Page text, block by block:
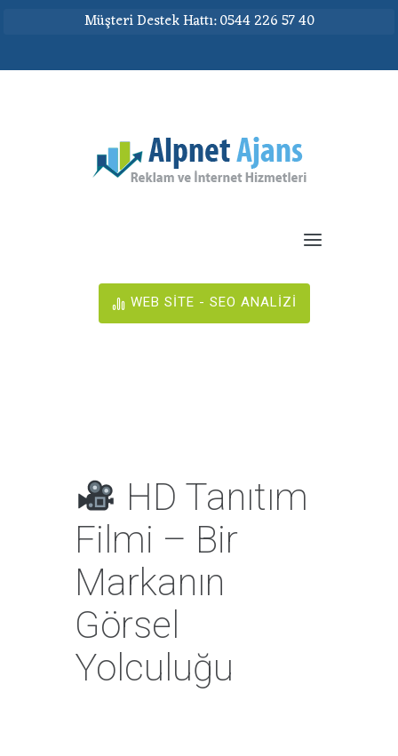
Müşteri Destek Hattı: 0544 226 57 40
WEB SİTE - SEO ANALİZİ
HD Tanıtım
Filmi – Bir
Markanın
Görsel
Yolculuğu